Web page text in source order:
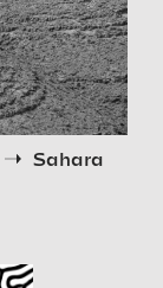
Sahara